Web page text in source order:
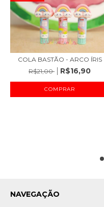
COLA BASTÃO - ARCO ÍRIS
R$21,00
R$16,90
NAVEGAÇÃO